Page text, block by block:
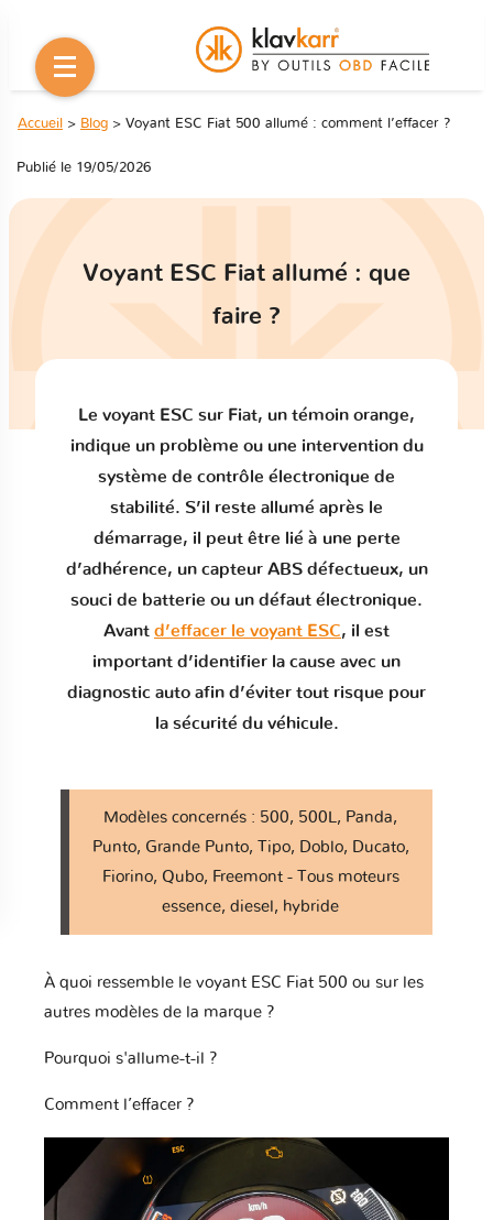
Accueil > Blog > Voyant ESC Fiat 500 allumé : comment l’effacer ?
Publié le 19/05/2026
Voyant ESC Fiat allumé : que
faire ?
Le voyant ESC sur Fiat, un témoin orange,
indique un problème ou une intervention du
système de contrôle électronique de
stabilité. S’il reste allumé après le
démarrage, il peut être lié à une perte
d’adhérence, un capteur ABS défectueux, un
souci de batterie ou un défaut électronique.
Avant d’effacer le voyant ESC, il est
important d’identifier la cause avec un
diagnostic auto afin d’éviter tout risque pour
la sécurité du véhicule.
Modèles concernés : 500, 500L, Panda,
Punto, Grande Punto, Tipo, Doblo, Ducato,
Fiorino, Qubo, Freemont - Tous moteurs
essence, diesel, hybride
À quoi ressemble le voyant ESC Fiat 500 ou sur les
autres modèles de la marque ?
Pourquoi s'allume-t-il ?
Comment l’effacer ?